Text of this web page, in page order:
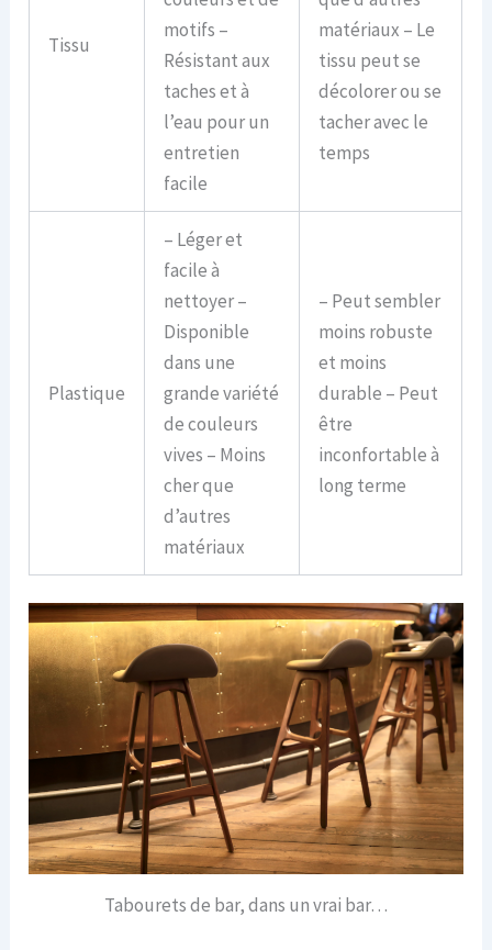
Tissu
motifs –
Résistant aux
taches et à
l’eau pour un
entretien
facile
matériaux – Le
tissu peut se
décolorer ou se
tacher avec le
temps
Plastique
– Léger et
facile à
nettoyer –
Disponible
dans une
grande variété
de couleurs
vives – Moins
cher que
d’autres
matériaux
– Peut sembler
moins robuste
et moins
durable – Peut
être
inconfortable à
long terme
Tabourets de bar, dans un vrai bar…